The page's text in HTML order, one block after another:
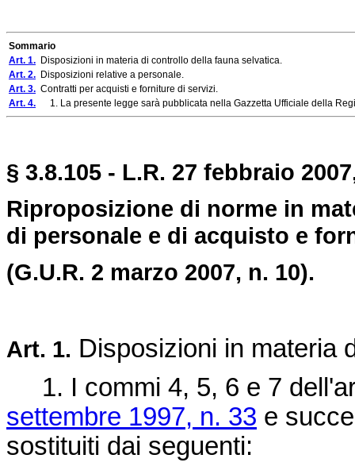
Sommario
Art. 1. Disposizioni in materia di controllo della fauna selvatica.
Art. 2. Disposizioni relative a personale.
Art. 3. Contratti per acquisti e forniture di servizi.
Art. 4. 1. La presente legge sarà pubblicata nella Gazzetta Ufficiale della
§ 3.8.105 - L.R. 27 febbraio
Riproposizione di norme in
di personale e di acquisto e
(G.U.R. 2 marzo 2007, n. 10).
Art. 1. Disposizioni in materia
1. I commi 4, 5, 6 e 7
settembre 1997, n. 33 e
sostituiti dai seguenti: